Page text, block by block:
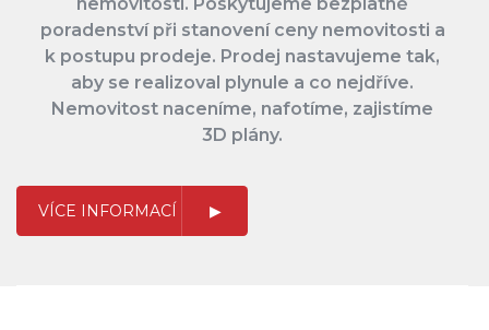
poradenství při stanovení ceny nemovitosti a
k postupu prodeje. Prodej nastavujeme tak,
aby se realizoval plynule a co nejdříve.
Nemovitost naceníme, nafotíme, zajistíme
3D plány.
VÍCE INFORMACÍ